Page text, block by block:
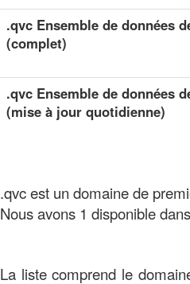
.qvc Ensemble de données
(complet)
.qvc Ensemble de données
(mise à jour quotidienne)
.qvc est un domaine de
Nous avons 1 disponible
La liste comprend le